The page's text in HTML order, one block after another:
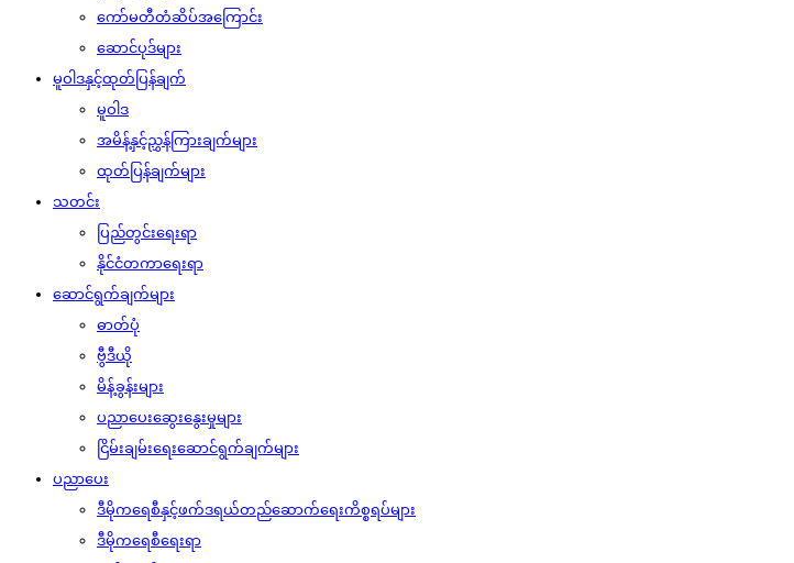
ကော်မတီတံဆိပ်အကြောင်း
ဆောင်ပုဒ်များ
မူဝါဒနှင့်ထုတ်ပြန်ချက်
မူဝါဒ
အမိန့်နှင့်ညွှန်ကြားချက်များ
ထုတ်ပြန်ချက်များ
သတင်း
ပြည်တွင်းရေးရာ
နိုင်ငံတကာရေးရာ
ဆောင်ရွက်ချက်များ
ဓာတ်ပုံ
ဗွီဒီယို
မိန့်ခွန်းများ
ပညာပေးဆွေးနွေးမှုများ
ငြိမ်းချမ်းရေးဆောင်ရွက်ချက်များ
ပညာပေး
ဒီမိုကရေစီနှင့်ဖက်ဒရယ်တည်ဆောက်‌ရေးကိစ္စရပ်များ
ဒီမိုကရေစီရေးရာ